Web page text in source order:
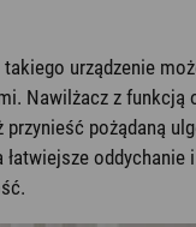
urządzenie
Nawilżacz z funkcją
pożądaną